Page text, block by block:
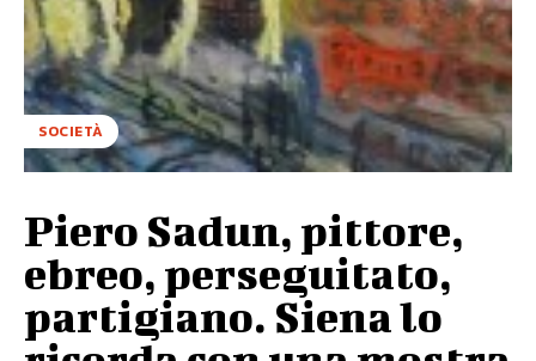
SOCIETÀ
Piero Sadun, pittore,
ebreo, perseguitato,
partigiano. Siena lo